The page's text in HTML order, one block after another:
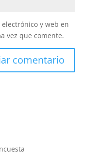
y web en
vez que comente.